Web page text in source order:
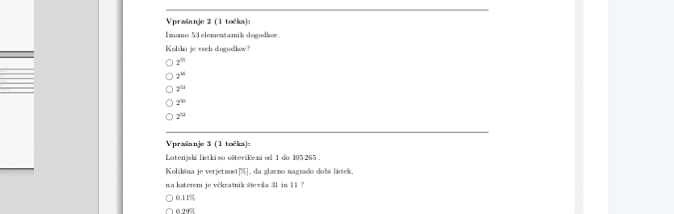
Vpraˇsanje 2 (1 toˇcka):
Imamo 53 elementarnih dogodkov.
Koliko je vseh dogodkov?
©
255
© 216
© 253
© 250
© 252
Vpraˇsanje 3 (1 toˇcka):
Loterijski listki so oˇstevilˇceni od 1 do 105 265 .
Kolikˇsna je verjetnost[%], da glavno nagrado dobi listek,
na katerem je vˇckratnik ˇstevila 31 in 11 ?
©
0.11%